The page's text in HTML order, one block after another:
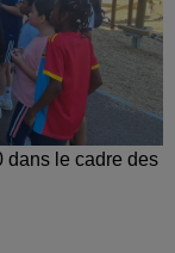
dans le cadre des